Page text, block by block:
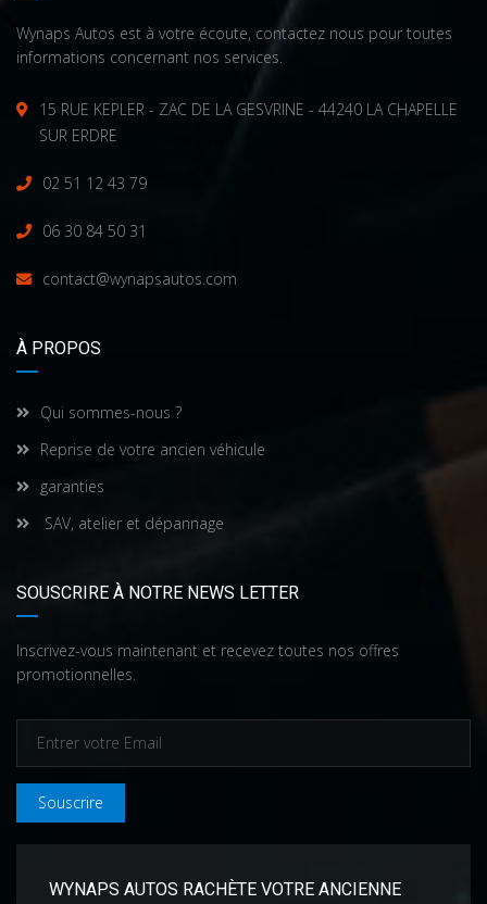
Wynaps Autos est à votre écoute, contactez nous pour toutes
informations concernant nos services.
15 RUE KEPLER - ZAC DE LA GESVRINE - 44240 LA CHAPELLE
SUR ERDRE
02 51 12 43 79
06 30 84 50 31
contact@wynapsautos.com
À PROPOS
Qui sommes-nous ?
Reprise de votre ancien véhicule
garanties
SAV, atelier et dépannage
SOUSCRIRE À NOTRE NEWS LETTER
Inscrivez-vous maintenant et recevez toutes nos offres
promotionnelles.
Souscrire
WYNAPS AUTOS RACHÈTE VOTRE ANCIENNE